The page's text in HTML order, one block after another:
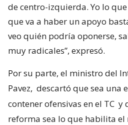
de centro-izquierda. Yo lo
que va a haber un apoyo
veo quién podría oponerse,
muy radicales”, expresó.
Por su parte, el ministro del
Pavez, descartó que sea una
contener ofensivas en el TC y
reforma sea lo que habilita el